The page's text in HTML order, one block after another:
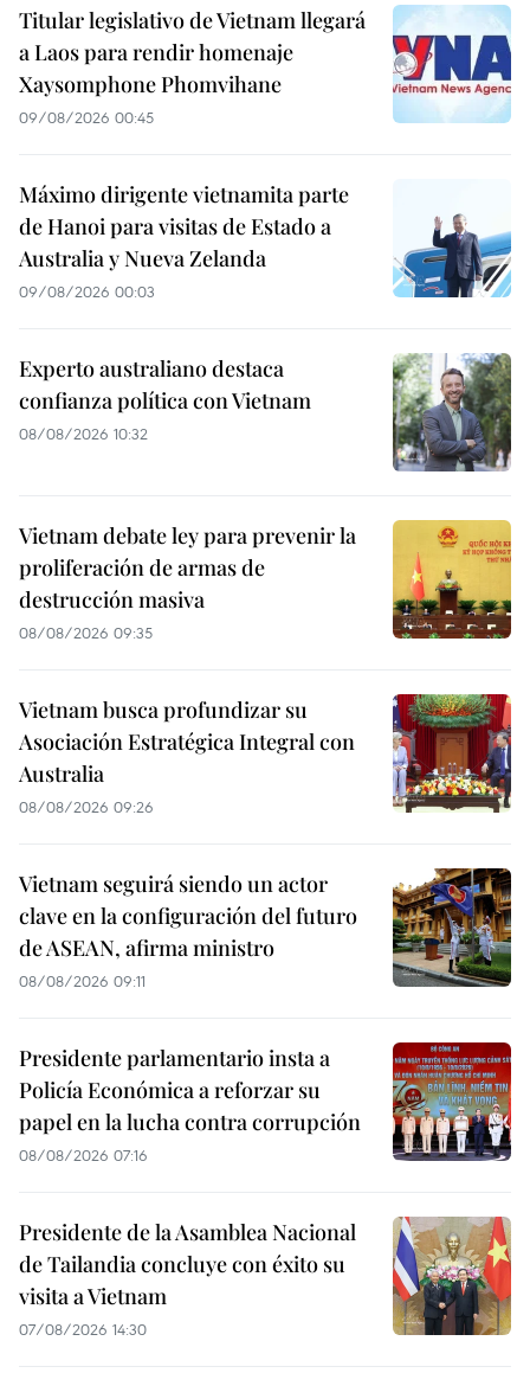
Titular legislativo de Vietnam llegará
a Laos para rendir homenaje
Xaysomphone Phomvihane
09/08/2026 00:45
Máximo dirigente vietnamita parte
de Hanoi para visitas de Estado a
Australia y Nueva Zelanda
09/08/2026 00:03
Experto australiano destaca
confianza política con Vietnam
08/08/2026 10:32
Vietnam debate ley para prevenir la
proliferación de armas de
destrucción masiva
08/08/2026 09:35
Vietnam busca profundizar su
Asociación Estratégica Integral con
Australia
08/08/2026 09:26
Vietnam seguirá siendo un actor
clave en la configuración del futuro
de ASEAN, afirma ministro
08/08/2026 09:11
Presidente parlamentario insta a
Policía Económica a reforzar su
papel en la lucha contra corrupción
08/08/2026 07:16
Presidente de la Asamblea Nacional
de Tailandia concluye con éxito su
visita a Vietnam
07/08/2026 14:30